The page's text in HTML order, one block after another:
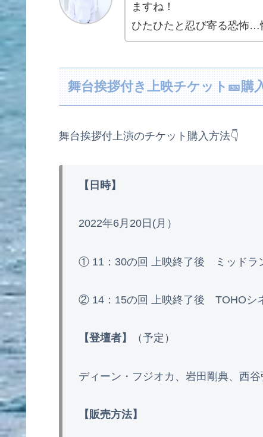
ますね！
ひたひたと忍び寄る恐怖…
舞台挨拶付き上映チケット🎫購
舞台挨拶付上演のチケット購入方法👇
【日時】
2022年6月20日(月）
① 11：30の回 上映終了後 ミッドラ
② 14：15の回 上映終了後 TOHOシ
【登壇者】 （予定）
ディーン・フジオカ、岩田剛典、西谷
【販売方法】